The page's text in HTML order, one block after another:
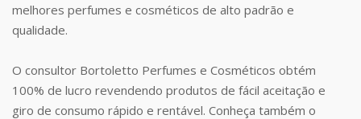
melhores perfumes e cosméticos de alto padrão e
qualidade.
O consultor Bortoletto Perfumes e Cosméticos obtém
100% de lucro revendendo produtos de fácil aceitação e
giro de consumo rápido e rentável. Conheça também o